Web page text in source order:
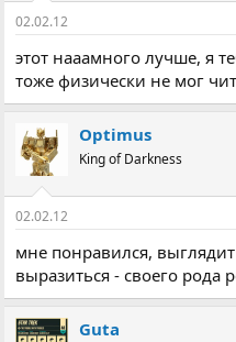
02.02.12
этот нааамного лучше, я
тоже физически не мог
Optimus
King of Darkness
02.02.12
мне понравился,
выразиться - своего рода
Guta